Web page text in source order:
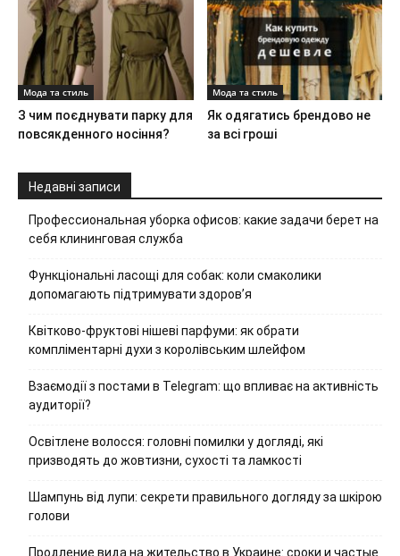
Мода та стиль
З чим поєднувати парку для
повсякденного носіння?
Мода та стиль
Як одягатись брендово не
за всі гроші
Недавні записи
Профессиональная уборка офисов: какие задачи берет на
себя клининговая служба
Функціональні ласощі для собак: коли смаколики
допомагають підтримувати здоров’я
Квітково-фруктові нішеві парфуми: як обрати
компліментарні духи з королівським шлейфом
Взаємодії з постами в Telegram: що впливає на активність
аудиторії?
Освітлене волосся: головні помилки у догляді, які
призводять до жовтизни, сухості та ламкості
Шампунь від лупи: секрети правильного догляду за шкірою
голови
Продление вида на жительство в Украине: сроки и частые